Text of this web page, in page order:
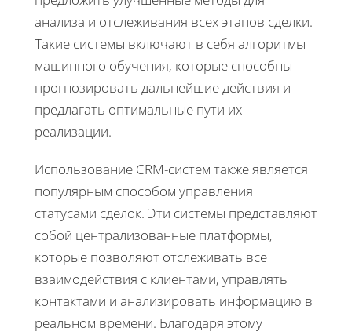
анализа и отслеживания всех этапов сделки.
Такие системы включают в себя алгоритмы
машинного обучения, которые способны
прогнозировать дальнейшие действия и
предлагать оптимальные пути их
реализации.
Использование CRM-систем также является
популярным способом управления
статусами сделок. Эти системы представляют
собой централизованные платформы,
которые позволяют отслеживать все
взаимодействия с клиентами, управлять
контактами и анализировать информацию в
реальном времени. Благодаря этому